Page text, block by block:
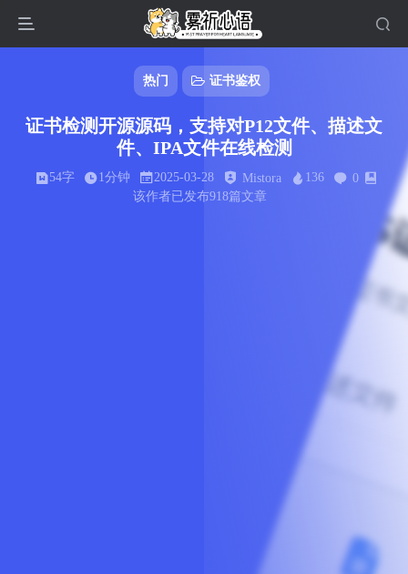
热门 证书鉴权
证书检测开源源码，支持对P12文件、描述文
件、IPA文件在线检测
54字 1分钟 2025-03-28 Mistora 136
0
该作者已发布918篇文章